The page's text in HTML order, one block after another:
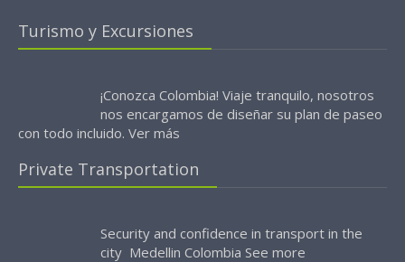
Turismo y Excursiones
¡Conozca Colombia! Viaje tranquilo, nosotros
nos encargamos de diseñar su plan de paseo
con todo incluido. Ver más
Private Transportation
Security and confidence in transport in the
city Medellin Colombia See more